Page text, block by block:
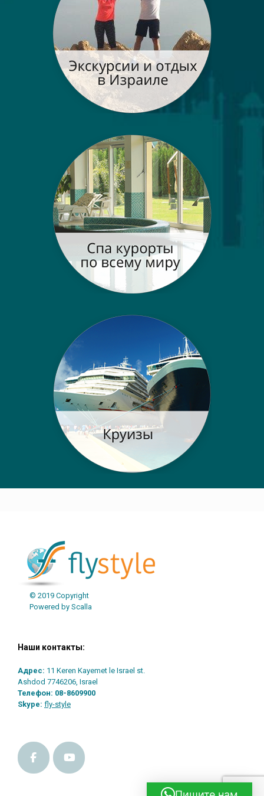
© 2019 Copyright
Powered by Scalla
Наши контакты:
Адрес: 11 Keren Kayemet le Israel st.
Ashdod 7746206, Israel
Телефон: 08-8609900
Skype: fly-style